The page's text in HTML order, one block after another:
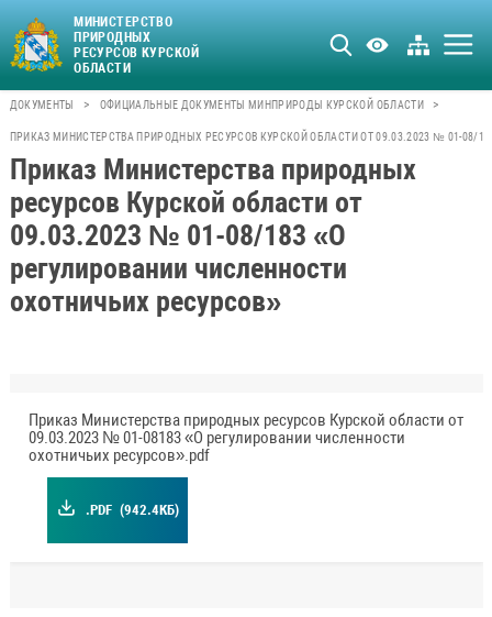
МИНИСТЕРСТВО
ПРИРОДНЫХ
РЕСУРСОВ КУРСКОЙ
ОБЛАСТИ
ДОКУМЕНТЫ > ОФИЦИАЛЬНЫЕ ДОКУМЕНТЫ МИНПРИРОДЫ КУРСКОЙ ОБЛАСТИ >
ПРИКАЗ МИНИСТЕРСТВА ПРИРОДНЫХ РЕСУРСОВ КУРСКОЙ ОБЛАСТИ ОТ 09.03.2023 № 01-08/
Приказ Министерства природных
ресурсов Курской области от
09.03.2023 № 01-08/183 «О
регулировании численности
охотничьих ресурсов»
Приказ Министерства природных ресурсов Курской области от
09.03.2023 № 01-08183 «О регулировании численности
охотничьих ресурсов».pdf
.PDF (942.4КБ)